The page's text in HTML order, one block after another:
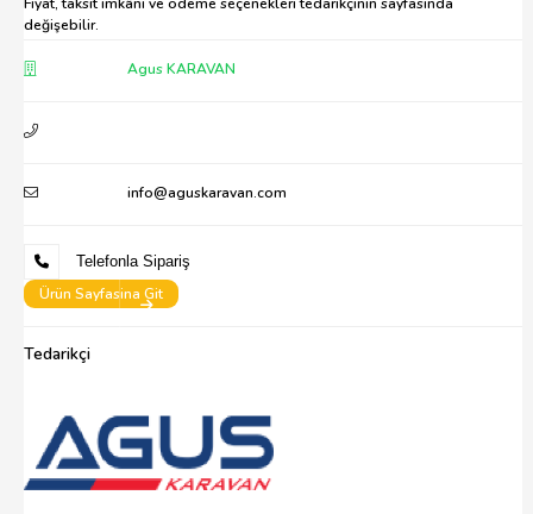
Fiyat, taksit imkânı ve ödeme seçenekleri tedarikçinin sayfasında
değişebilir.
Agus KARAVAN
info@aguskaravan.com
Telefonla Sipariş
Ürün Sayfasina Git
Tedarikçi